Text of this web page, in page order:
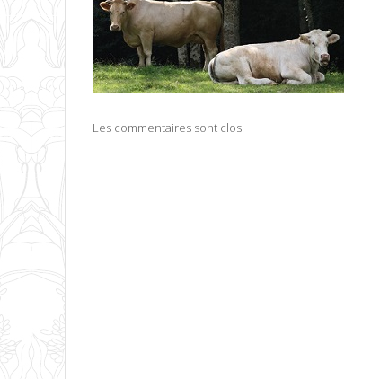
Les commentaires sont clos.